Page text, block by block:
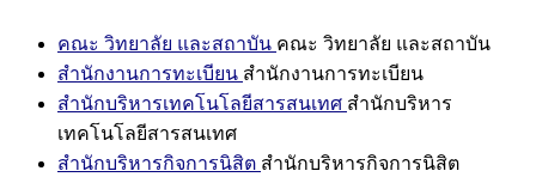
คณะ วิทยาลัย และสถาบัน คณะ วิทยาลัย และสถาบัน
สำนักงานการทะเบียน สำนักงานการทะเบียน
สำนักบริหารเทคโนโลยีสารสนเทศ สำนักบริหาร
เทคโนโลยีสารสนเทศ
สำนักบริหารกิจการนิสิต สำนักบริหารกิจการนิสิต